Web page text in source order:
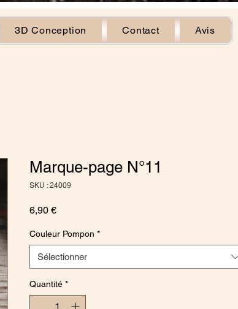
3D Conception Contact Avis
Marque-page N°11
SKU : 24009
6,90 €Prix
Couleur Pompon *
Sélectionner
Quantité *